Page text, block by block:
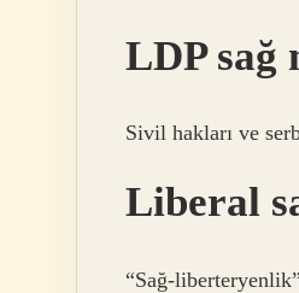
LDP sağ
Sivil hakları ve
Liberal
“Sağ-